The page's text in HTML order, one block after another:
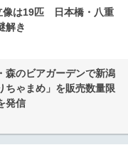
像は19匹 日本橋・八重
解き
森のビアガーデンで新潟
ちゃまめ」を販売数量限
発信